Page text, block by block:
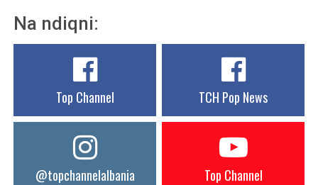
Na ndiqni:
Top Channel TCH Pop News
@topchannelalbania Top Channel